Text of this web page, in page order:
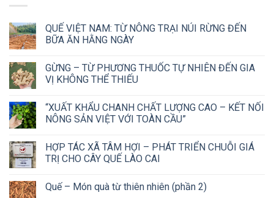
QUẾ VIỆT NAM: TỪ NÔNG TRẠI NÚI RỪNG ĐẾN
BỮA ĂN HẰNG NGÀY
GỪNG – TỪ PHƯƠNG THUỐC TỰ NHIÊN ĐẾN GIA
VỊ KHÔNG THỂ THIẾU
“XUẤT KHẨU CHANH CHẤT LƯỢNG CAO – KẾT NỐI
NÔNG SẢN VIỆT VỚI TOÀN CẦU”
HỢP TÁC XÃ TÂM HỢI – PHÁT TRIỂN CHUỖI GIÁ
TRỊ CHO CÂY QUẾ LÀO CAI
Quế – Món quà từ thiên nhiên (phần 2)